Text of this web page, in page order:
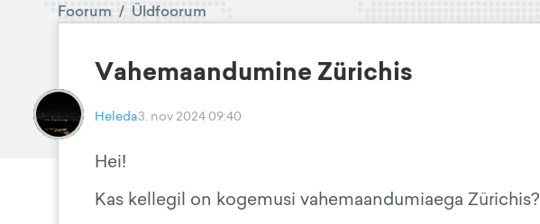
Foorum / Üldfoorum
Vahemaandumine Zürichis
Heleda3. nov 2024 09:40
Hei!
Kas kellegil on kogemusi vahemaandumiaega Zürichis?